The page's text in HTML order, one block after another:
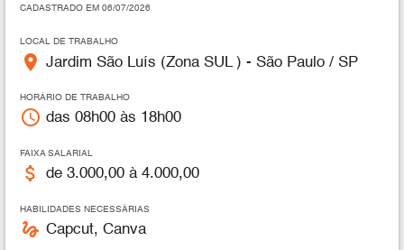
CADASTRADO EM 06/07/2026
LOCAL DE TRABALHO
place Jardim São Luís (Zona SUL ) - São Paulo / SP
HORÁRIO DE TRABALHO
access_time das 08h00 às 18h00
FAIXA SALARIAL
attach_money de 3.000,00 à 4.000,00
HABILIDADES NECESSÁRIAS
gesture Capcut, Canva